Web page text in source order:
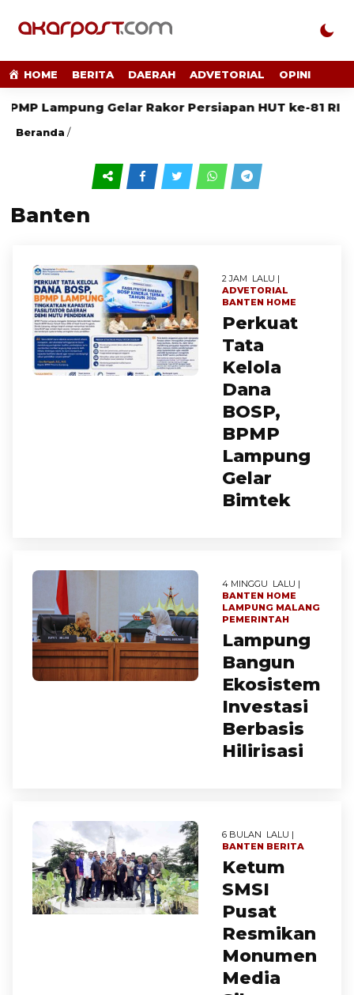
HOME BERITA DAERAH ADVETORIAL OPINI
Lampung Gelar Rakor Persiapan HUT ke-81 RI
Beranda /
Banten
2 JAM LALU |
ADVETORIAL
BANTEN HOME
Perkuat
Tata
Kelola
Dana
BOSP,
BPMP
Lampung
Gelar
Bimtek
4 MINGGU LALU |
BANTEN HOME
LAMPUNG MALANG
PEMERINTAH
Lampung
Bangun
Ekosistem
Investasi
Berbasis
Hilirisasi
6 BULAN LALU |
BANTEN BERITA
Ketum
SMSI
Pusat
Resmikan
Monumen
Media